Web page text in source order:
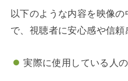
以下のような内容を映像
で、視聴者に安心感や信頼
実際に使用している人